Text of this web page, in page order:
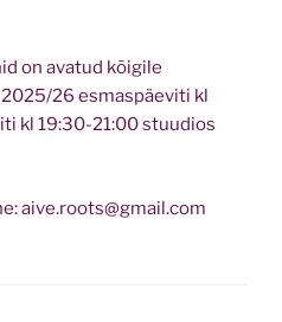
on avatud kõigile
26 esmaspäeviti kl
kl 19:30-21:00 stuudios
aive.roots@gmail.com